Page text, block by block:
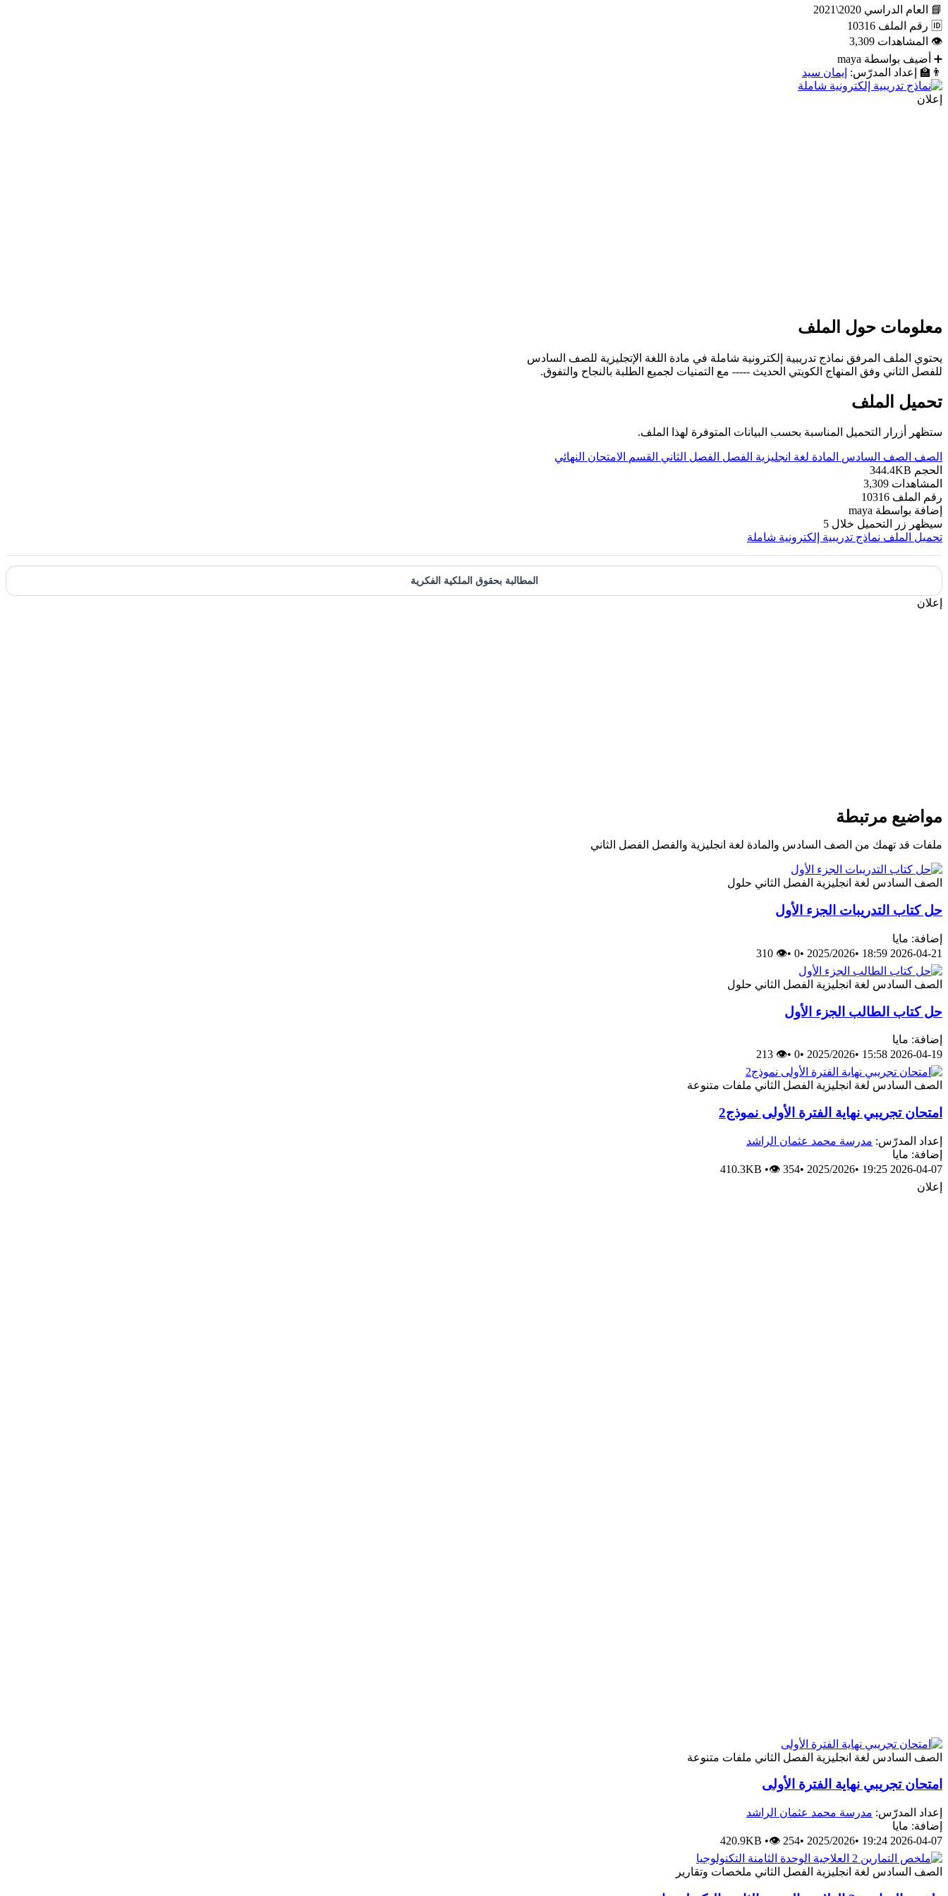
📘 العام الدراسي 2020\2021
🆔 رقم الملف 10316
👁 المشاهدات 3,309
➕ أضيف بواسطة maya
👨‍🏫
إعداد المدرّس: إيمان سيد
إعلان
معلومات حول الملف
يحتوي الملف المرفق نماذج تدريبية إلكترونية شاملة في مادة اللغة الإتجليزية للصف السادس
للفصل الثاني وفق المنهاج الكويتي الحديث ----- مع التمنيات لجميع الطلبة بالنجاح والتفوق.
تحميل الملف
ستظهر أزرار التحميل المناسبة بحسب البيانات المتوفرة لهذا الملف.
الصف الصف السادس المادة لغة انجليزية الفصل الفصل الثاني القسم الامتحان النهائي
الحجم 344.4KB
المشاهدات 3,309
رقم الملف 10316
إضافة بواسطة maya
سيظهر زر التحميل خلال 5
تحميل الملف نماذج تدريبية إلكترونية شاملة
المطالبة بحقوق الملكية الفكرية
إعلان
مواضيع مرتبطة
ملفات قد تهمك من الصف السادس والمادة لغة انجليزية والفصل الفصل الثاني
الصف السادس لغة انجليزية الفصل الثاني حلول
حل كتاب التدريبات الجزء الأول
إضافة: مايا
2026-04-21 18:59
•
2025/2026
•
0
•
👁 310
الصف السادس لغة انجليزية الفصل الثاني حلول
حل كتاب الطالب الجزء الأول
إضافة: مايا
2026-04-19 15:58
•
2025/2026
•
0
•
👁 213
الصف السادس لغة انجليزية الفصل الثاني ملفات متنوعة
امتحان تجريبي نهاية الفترة الأولى نموذج2
إعداد المدرّس: مدرسة محمد عثمان الراشد
إضافة: مايا
2026-04-07 19:25
•
2025/2026
•
410.3KB •👁 354
إعلان
الصف السادس لغة انجليزية الفصل الثاني ملفات متنوعة
امتحان تجريبي نهاية الفترة الأولى
إعداد المدرّس: مدرسة محمد عثمان الراشد
إضافة: مايا
2026-04-07 19:24
•
2025/2026
•
420.9KB •👁 254
الصف السادس لغة انجليزية الفصل الثاني ملخصات وتقارير